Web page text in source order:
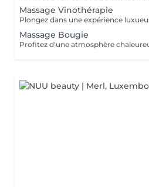
Massage Vinothérapie
Massage Bougie